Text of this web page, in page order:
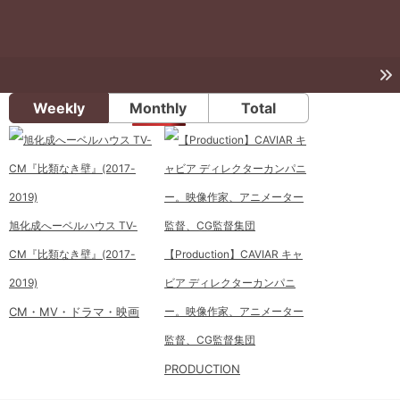
Weekly Monthly Total
旭化成へーベルハウス TV-
CM『比類なき壁』(2017-
2019)
CM・MV・ドラマ・映画
【Production】CAVIAR キャ
ビア ディレクターカンパニ
ー。映像作家、アニメーター
監督、CG監督集団
PRODUCTION